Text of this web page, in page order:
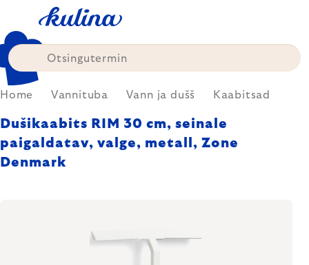
content
Home Vannituba Vann ja dušš Kaabitsad
Dušikaabits RIM 30 cm, seinale
paigaldatav, valge, metall, Zone
Denmark